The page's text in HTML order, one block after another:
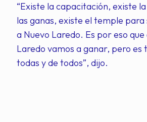
“Existe la capacitación, existe
las ganas, existe el temple
a Nuevo Laredo. Es por eso que
Laredo vamos a ganar, pero es
todas y de todos”, dijo.